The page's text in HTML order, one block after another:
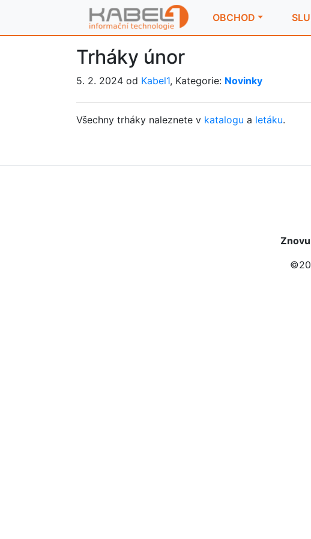
OBCHOD
Trháky únor
5. 2. 2024 od Kabel1, Kategorie: Novinky
Všechny trháky naleznete v katalogu a letáku.